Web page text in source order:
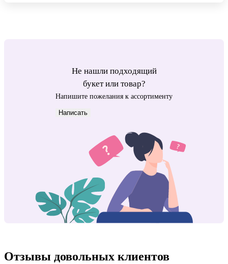
Не нашли подходящий
букет или товар?
Напишите пожелания к ассортименту
Написать
Отзывы довольных клиентов